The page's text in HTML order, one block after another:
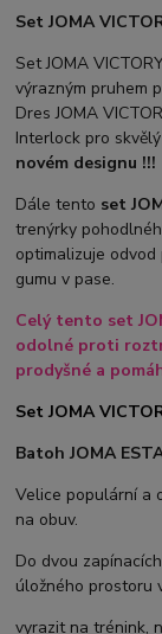
Set JOMA
Set JOMA
výrazným pruhem
Dres JOMA
Interlock pro
novém designu !!!
Dále tento set
trenýrky
optimalizuje
gumu v pase.
Celý tento set
odolné proti
prodyšné a
Set JOMA
Batoh JOMA
Velice populární a
na obuv.
Do dvou
úložného prostoru
vyrazit na trénink,